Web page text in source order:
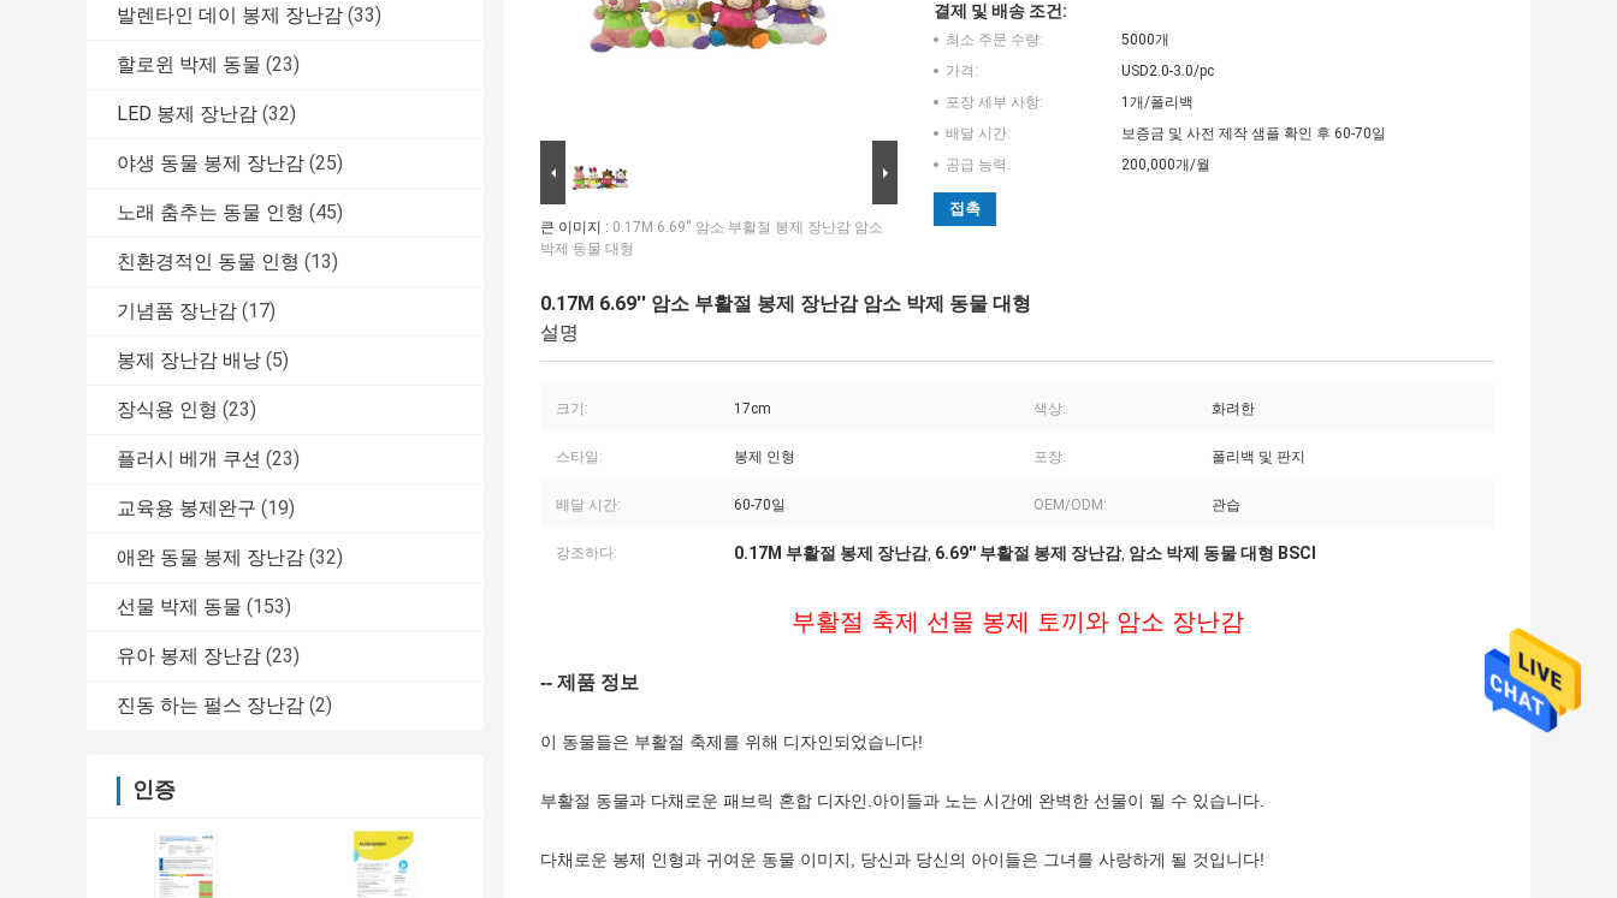
발렌타인 데이 봉제 장난감 (33)
할로윈 박제 동물 (23)
LED 봉제 장난감 (32)
야생 동물 봉제 장난감 (25)
노래 춤추는 동물 인형 (45)
친환경적인 동물 인형 (13)
기념품 장난감 (17)
봉제 장난감 배낭 (5)
장식용 인형 (23)
플러시 베개 쿠션 (23)
교육용 봉제완구 (19)
애완 동물 봉제 장난감 (32)
선물 박제 동물 (153)
유아 봉제 장난감 (23)
진동 하는 펄스 장난감 (2)
인증
큰 이미지 : 0.17M 6.69'' 암소 부활절 봉제 장난감 암소
박제 동물 대형
결제 및 배송 조건:
최소 주문 수량:
5000개
가격:
USD2.0-3.0/pc
포장 세부 사항:
1개/폴리백
배달 시간:
보증금 및 사전 제작 샘플 확인 후 60-70일
공급 능력:
200,000개/월
접촉
0.17M 6.69'' 암소 부활절 봉제 장난감 암소 박제 동물 대형
설명
크기: 17cm 색상: 화려한
스타일: 봉제 인형 포장: 폴리백 및 판지
배달 시간: 60-70일 OEM/ODM: 관습
강조하다: 0.17M 부활절 봉제 장난감, 6.69'' 부활절 봉제 장난감, 암소 박제 동물 대형 BSCI
부활절 축제 선물 봉제 토끼와 암소 장난감
-- 제품 정보
이 동물들은 부활절 축제를 위해 디자인되었습니다!
부활절 동물과 다채로운 패브릭 혼합 디자인.아이들과 노는 시간에 완벽한 선물이 될 수 있습니다.
다채로운 봉제 인형과 귀여운 동물 이미지, 당신과 당신의 아이들은 그녀를 사랑하게 될 것입니다!